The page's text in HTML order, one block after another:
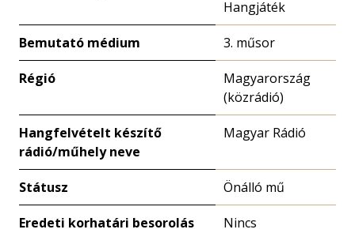
Hangjáték
Bemutató médium 3. műsor
Régió
Magyarország
(közrádió)
Hangfelvételt készítő
rádió/műhely neve
Magyar Rádió
Státusz Önálló mű
Eredeti korhatári besorolás Nincs